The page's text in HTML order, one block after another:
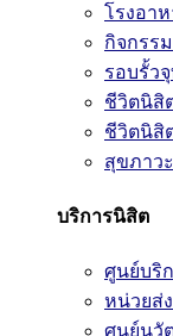
โรงอา
กิจกรร
รอบรั้ว
ชีวิตนิสิ
ชีวิตนิสิ
สุขภาว
บริการนิสิต
ศูนย์บริ
หน่วยส่
ศูนย์นวัต